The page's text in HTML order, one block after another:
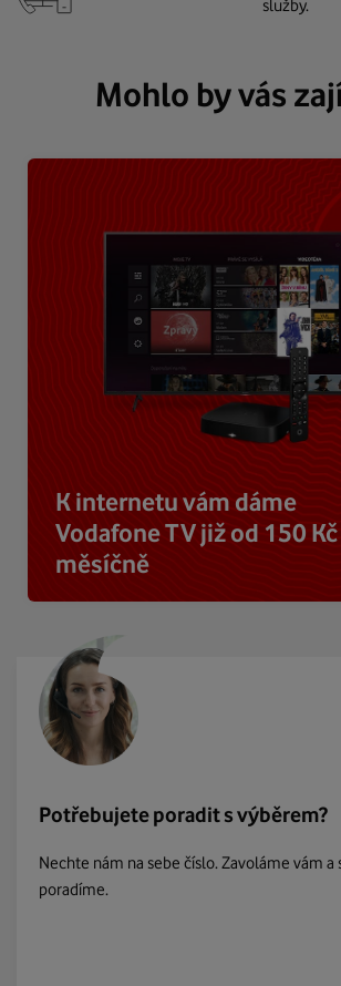
služby.
Mohlo by vás
K internetu vám dáme
Vodafone TV již od 150 Kč
měsíčně
Potřebujete poradit s výběrem?
Nechte nám na sebe číslo. Zavoláme vám a
poradíme.